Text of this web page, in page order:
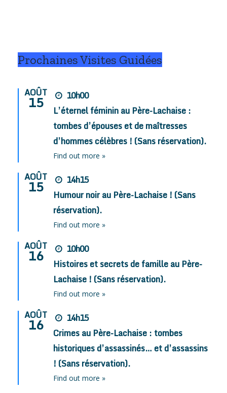
Prochaines Visites Guidées
AOÛT
15
10h00
L’éternel féminin au Père-Lachaise :
tombes d’épouses et de maîtresses
d’hommes célèbres ! (Sans réservation).
Find out more »
AOÛT
15
14h15
Humour noir au Père-Lachaise ! (Sans
réservation).
Find out more »
AOÛT
16
10h00
Histoires et secrets de famille au Père-
Lachaise ! (Sans réservation).
Find out more »
AOÛT
16
14h15
Crimes au Père-Lachaise : tombes
historiques d’assassinés… et d’assassins
! (Sans réservation).
Find out more »